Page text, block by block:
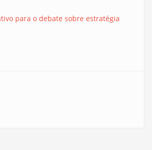
para o debate sobre estratégia